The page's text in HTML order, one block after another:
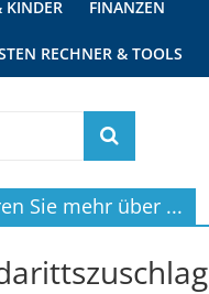
KINDER FINANZEN
RECHNER & TOOLS
Sie mehr über ...